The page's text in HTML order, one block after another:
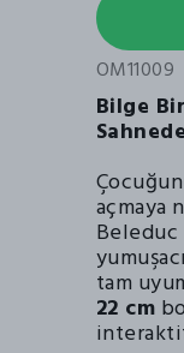
OM11009
Bilge
açmaya
Beleduc
tam
22 cm